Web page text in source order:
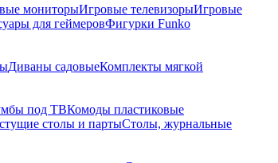
мониторыИгровые телевизорыИгровые
для геймеровФигурки Funko
Диваны садовыеКомплекты мягкой
под ТВКомоды пластиковые
столы и партыСтолы, журнальные